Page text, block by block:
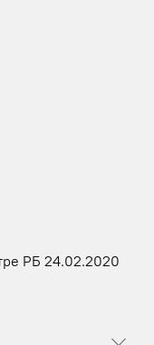
РБ 24.02.2020